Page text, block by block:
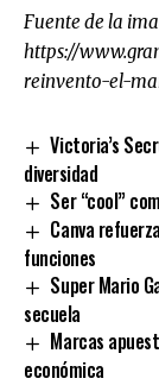
Fuente de la
https://
reinvento-el-
Victoria’s
diversidad
Ser “cool”
Canva
funciones
Super Mario
secuela
Marcas
económica